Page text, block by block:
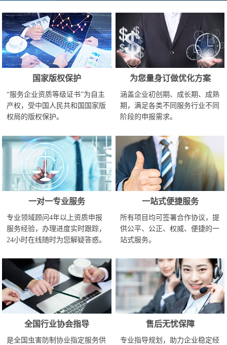
国家版权保护
“服务企业资质等级证书”为自主
产权，受中国人民共和国国家版
权局的版权保护。
为您量身订做优化方案
涵盖企业初创期、成长期、成熟
期，满足各类不同服务行业不同
阶段的申报需求。
一对一专业服务
专业领域顾问4年以上资质申报
服务经验，办理进度实时跟踪，
24小时在线随时为您解疑答惑。
一站式便捷服务
所有项目均可签署合作协议，提
供公平、公正、权威、便捷的一
站式服务。
全国行业协会指导
是全国虫害防制协业指定服务供
售后无忧保障
专业指导规划，助力企业稳定经